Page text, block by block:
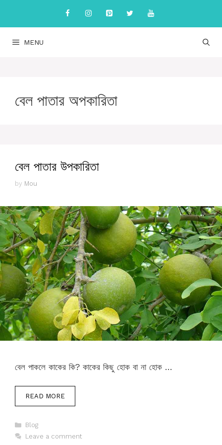
content
MENU
বেল পাতার অপকারিতা
বেল পাতার উপকারিতা
by Mou
বেল পাকলে কাকের কি? কাকের কিছু হোক বা না হোক …
READ MORE
Categories
Blog
Leave a comment